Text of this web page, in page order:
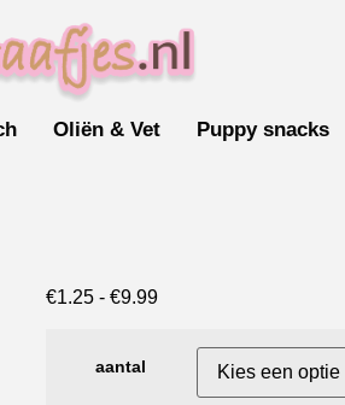
Oliën & Vet Puppy snacks
€1.25 - €9.99
aantal